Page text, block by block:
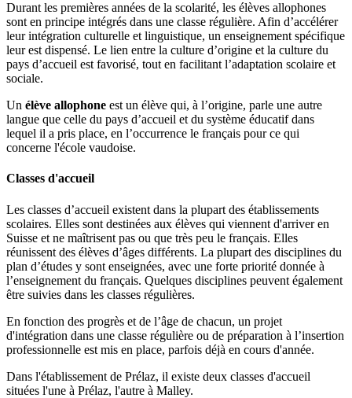
Durant les premières années de la scolarité, les élèves allophones
sont en principe intégrés dans une classe régulière. Afin d’accélérer
leur intégration culturelle et linguistique, un enseignement spécifique
leur est dispensé. Le lien entre la culture d’origine et la culture du
pays d’accueil est favorisé, tout en facilitant l’adaptation scolaire et
sociale.
Un élève allophone est un élève qui, à l’origine, parle une autre
langue que celle du pays d’accueil et du système éducatif dans
lequel il a pris place, en l’occurrence le français pour ce qui
concerne l'école vaudoise.
Classes d'accueil
Les classes d’accueil existent dans la plupart des établissements
scolaires. Elles sont destinées aux élèves qui viennent d'arriver en
Suisse et ne maîtrisent pas ou que très peu le français. Elles
réunissent des élèves d’âges différents. La plupart des disciplines du
plan d’études y sont enseignées, avec une forte priorité donnée à
l’enseignement du français. Quelques disciplines peuvent également
être suivies dans les classes régulières.
En fonction des progrès et de l’âge de chacun, un projet
d'intégration dans une classe régulière ou de préparation à l’insertion
professionnelle est mis en place, parfois déjà en cours d'année.
Dans l'établissement de Prélaz, il existe deux classes d'accueil
situées l'une à Prélaz, l'autre à Malley.